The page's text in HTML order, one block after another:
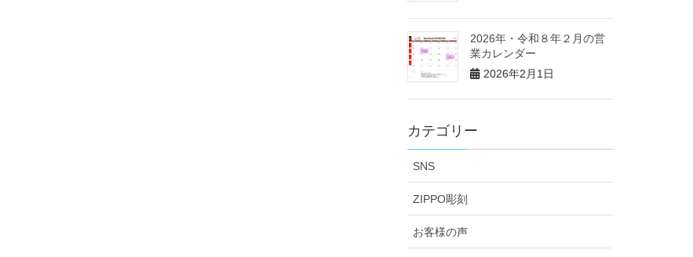
2026年・令和８年２月の営
業カレンダー
2026年2月1日
カテゴリー
SNS
ZIPPO彫刻
お客様の声